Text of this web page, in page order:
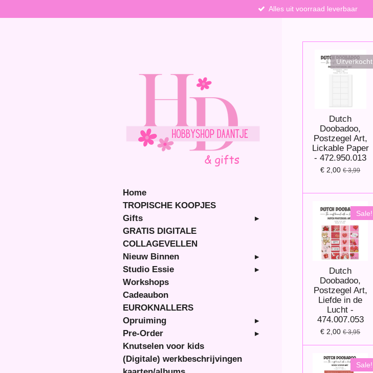
direct
Alles uit voorraad leverbaar
Uitverkocht
Dutch
Doobadoo,
Postzegel Art,
Lickable Paper
- 472.950.013
€ 2,00 € 3,99
Sale!
Dutch
Doobadoo,
Postzegel Art,
Liefde in de
Lucht -
474.007.053
€ 2,00 € 3,95
Sale!
Home
TROPISCHE KOOPJES
Gifts
GRATIS DIGITALE
COLLAGEVELLEN
Nieuw Binnen
Studio Essie
Workshops
Cadeaubon
EUROKNALLERS
Opruiming
Pre-Order
Knutselen voor kids
(Digitale) werkbeschrijvingen